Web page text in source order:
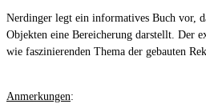
Nerdinger legt ein informatives Buch vor,
Objekten eine Bereicherung darstellt. Der
wie faszinierenden Thema der gebauten
Anmerkungen: